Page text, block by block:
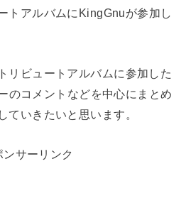
トアルバムにKingGnuが参加し
リビュートアルバムに参加した
のコメントなどを中心にまとめ
ていきたいと思います。
ンサーリンク